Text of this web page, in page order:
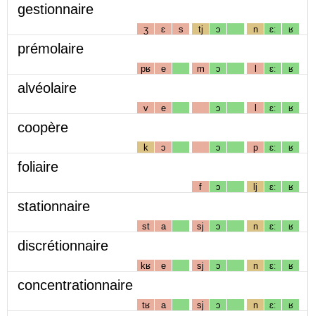
gestionnaire
ʒ ɛ s tj ɔ n ɛː ʁ
prémolaire
pʁ e m ɔ l ɛː ʁ
alvéolaire
v e ɔ l ɛː ʁ
coopère
k ɔ ɔ p ɛː ʁ
foliaire
f ɔ lj ɛː ʁ
stationnaire
st a sj ɔ n ɛː ʁ
discrétionnaire
kʁ e sj ɔ n ɛː ʁ
concentrationnaire
tʁ a sj ɔ n ɛː ʁ